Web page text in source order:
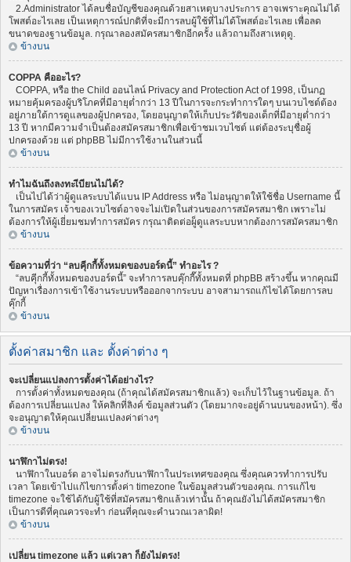
2.Administrator ได้ลบชื่อบัญชีของคุณด้วยสาเหตุบางประการ อาจเพราะคุณไม่ได้
โพสต์อะไรเลย เป็นเหตุการณ์ปกติที่จะมีการลบผู้ใช้ที่ไม่ได้โพสต์อะไรเลย เพื่อลด
ขนาดของฐานข้อมูล. กรุณาลองสมัครสมาชิกอีกครั้ง แล้วถามถึงสาเหตุดู.
ข้างบน
COPPA คืออะไร?
COPPA, หรือ the Child ออนไลน์ Privacy and Protection Act of 1998, เป็นกฏ
หมายคุ้มครองผู้บริโภคที่มีอายุต่ำกว่า 13 ปีในการจะกระทำการใดๆ บนเวบไซต์ต้อง
อยู่ภายใต้การดูแลของผู้ปกครอง, โดยอนุญาตให้เก็บประวัติของเด็กที่มีอายุต่ำกว่า
13 ปี หากมีความจำเป็นต้องสมัครสมาชิกเพื่อเข้าชมเวบไซต์ แต่ต้องระบุชื่อผู้
ปกครองด้วย แต่ phpBB ไม่มีการใช้งานในส่วนนี้
ข้างบน
ทำไมฉันถึงลงทะเีบียนไม่ได้?
เป็นไปได้ว่าผู้ดูแลระบบได้แบน IP Address หรือ ไม่อนุญาตให้ใช้ชื่อ Username นี้
ในการสมัคร เจ้าของเวบไซต์อาจจะไม่เปิดในส่วนของการสมัครสมาชิก เพราะไม่
ต้องการให้ผู้เยี่ยมชมทำการสมัคร กรุณาติดต่อผู็ดูแลระบบหากต้องการสมัครสมาชิก
ข้างบน
ข้อความที่ว่า “ลบคุีกกี้ทั้งหมดของบอร์ดนี้” ทำอะไร ?
“ลบคุีกกี้ทั้งหมดของบอร์ดนี้” จะทำการลบคุ๊กกี๊ทั้งหมดที่ phpBB สร้างขึ้น หากคุณมี
ปัญหาเรื่องการเข้าใช้งานระบบหรือออกจากระบบ อาจสามารถแก้ไขได้โดยการลบ
คุ๊กกี้
ข้างบน
ตั้งค่าสมาชิก และ ตั้งค่าต่าง ๆ
จะเปลี่ยนแปลงการตั้งค่าได้อย่างไร?
การตั้งค่าทั้งหมดของคุณ (ถ้าคุณได้สมัครสมาชิกแล้ว) จะเก็บไว้ในฐานข้อมูล. ถ้า
ต้องการเปลี่ยนแปลง ให้คลิกที่ลิงค์ ข้อมูลส่วนตัว (โดยมากจะอยู่ด้านบนของหน้า). ซึ่ง
จะอนุญาตให้คุณเปลี่ยนแปลงค่าต่างๆ
ข้างบน
นาฬิกาไม่ตรง!
นาฬิกาในบอร์ด อาจไม่ตรงกับนาฬิกาในประเทศของคุณ ซึ่งคุณควรทำการปรับ
เวลา โดยเข้าไปแก้ไขการตั้งค่า timezone ในข้อมูลส่วนตัวของคุณ. การแก้ไข
timezone จะใช้ได้กับผู้ใช้ที่สมัครสมาชิกแล้วเท่านั้น ถ้าคุณยังไม่ได้สมัครสมาชิก
เป็นการดีที่คุณควรจะทำ ก่อนที่คุณจะคำนวณเวลาผิด!
ข้างบน
เปลี่ยน timezone แล้ว แต่เวลา ก็ยังไม่ตรง!